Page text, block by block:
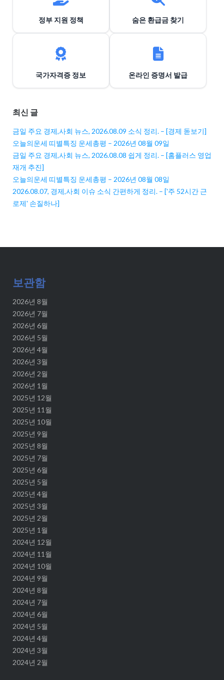
정부 지원 정책 숨은 환급금 찾기
국가자격증 정보 온라인 증명서 발급
최신 글
금일 주요 경제,사회 뉴스, 2026.08.09 소식 정리. – [경제 돋보기]
오늘의운세 띠별특징 운세총평 – 2026년 08월 09일
금일 주요 경제,사회 뉴스, 2026.08.08 쉽게 정리. – [홈플러스 영업
재개 추진]
오늘의운세 띠별특징 운세총평 – 2026년 08월 08일
2026.08.07, 경제,사회 이슈 소식 간편하게 정리. – ['주 52시간 근
로제' 손질하나]
보관함
2026년 8월
2026년 7월
2026년 6월
2026년 5월
2026년 4월
2026년 3월
2026년 2월
2026년 1월
2025년 12월
2025년 11월
2025년 10월
2025년 9월
2025년 8월
2025년 7월
2025년 6월
2025년 5월
2025년 4월
2025년 3월
2025년 2월
2025년 1월
2024년 12월
2024년 11월
2024년 10월
2024년 9월
2024년 8월
2024년 7월
2024년 6월
2024년 5월
2024년 4월
2024년 3월
2024년 2월